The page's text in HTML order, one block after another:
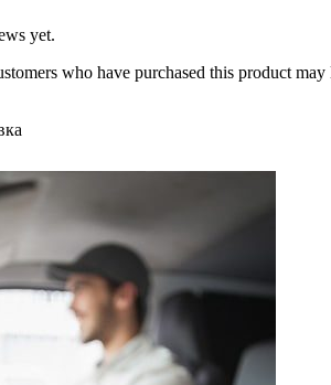
yet.
who have purchased this product may